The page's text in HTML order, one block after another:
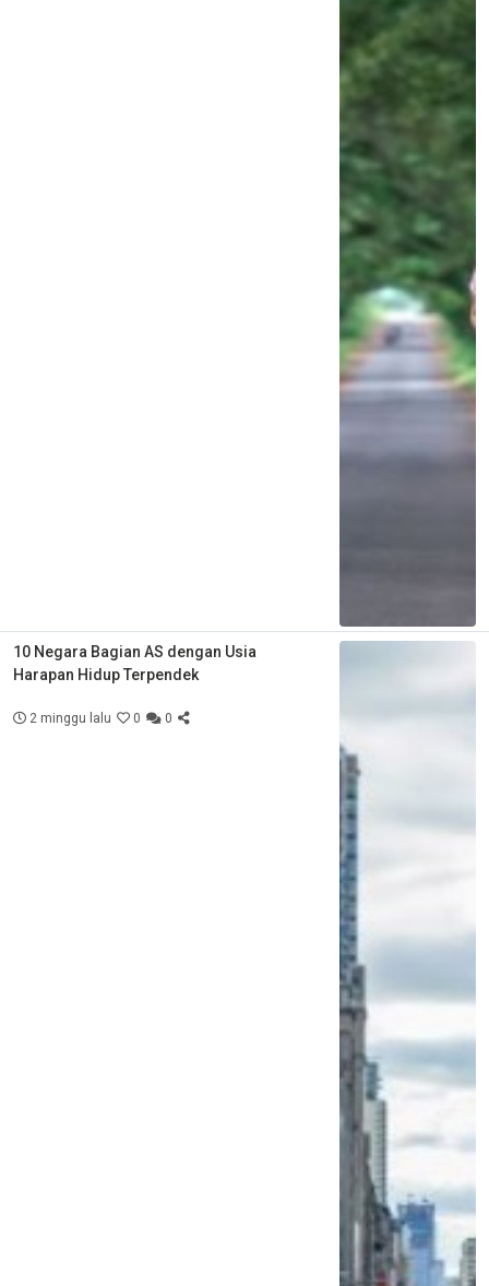
10 Negara Bagian AS dengan Usia
Harapan Hidup Terpendek
2 minggu lalu 0 0